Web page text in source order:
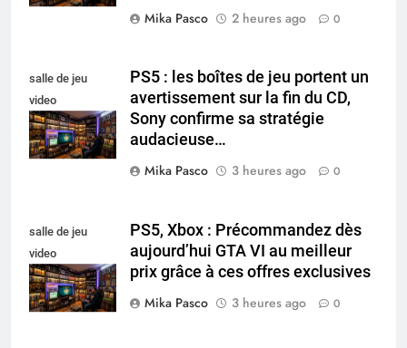
Mika Pasco
2 heures ago 0
salle de jeu
video
collectionneur
PS5 : les boîtes de jeu portent un
avertissement sur la fin du CD,
Sony confirme sa stratégie
audacieuse…
Mika Pasco
3 heures ago 0
salle de jeu
video
collectionneur
PS5, Xbox : Précommandez dès
aujourd’hui GTA VI au meilleur
prix grâce à ces offres exclusives
Mika Pasco
3 heures ago 0